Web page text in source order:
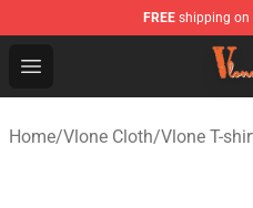
FREE shipping on
Open menu
Vlone Shop - Official
Home/Vlone Cloth/Vlone T-